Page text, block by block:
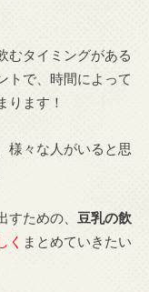
むタイミングがある
トで、時間によって
ります！
様々な人がいると思
ための、 豆乳の飲
く まとめていきたい